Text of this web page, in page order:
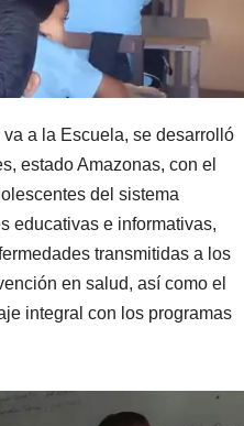
a la Escuela, se desarrolló
estado Amazonas, con el
del sistema
educativas e informativas,
transmitidas a los
en salud, así como el
integral con los programas